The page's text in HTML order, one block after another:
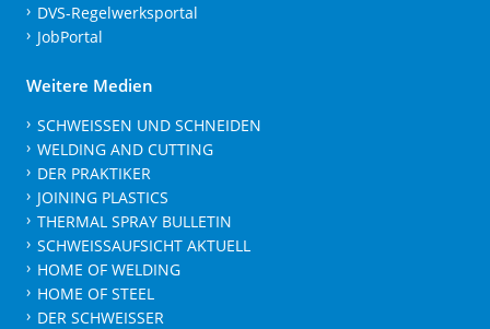
DVS-Regelwerksportal
JobPortal
Weitere Medien
SCHWEISSEN UND SCHNEIDEN
WELDING AND CUTTING
DER PRAKTIKER
JOINING PLASTICS
THERMAL SPRAY BULLETIN
SCHWEISSAUFSICHT AKTUELL
HOME OF WELDING
HOME OF STEEL
DER SCHWEISSER